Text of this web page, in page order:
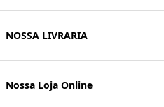
NOSSA LIVRARIA
Nossa Loja Online